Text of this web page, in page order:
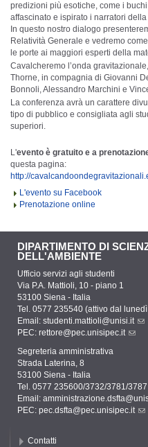
predizioni più esotiche, come i
affascinato e ispirato i narratori
In questo nostro dialogo
Relatività Generale e vedremo
le porte ai maggiori esperti della
Cavalcheremo l’onda
Thorne, in compagnia di Giovanni
Bonnoli, Alessandro Marchini e
La conferenza avrà un carattere
tipo di pubblico e consigliata agli
superiori.
L'evento è gratuito e a
questa pagina:
http://
L'evento su Facebook
Prenotazione online
DIPARTIMENTO DI
DELL'AMBIENTE
Ufficio servizi agli studenti
Via P.A. Mattioli, 10 - piano 1
53100 Siena - Italia
Tel. 0577 235540 (attivo dal
Email: studenti.mattioli@unisi.it
PEC: rettore@pec.unisipec.it
Segreteria amministrativa
Strada Laterina, 8
53100 Siena - Italia
Tel. 0577 235600/3732/3781/3787
Email:
PEC: pec.dsfta@pec.unisipec.it
Contatti